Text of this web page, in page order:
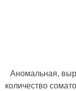
Аномальная,
количество